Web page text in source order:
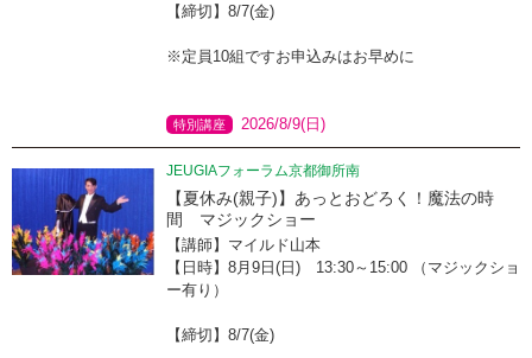
【締切】8/7(金)
※定員10組ですお申込みはお早めに
特別講座 2026/8/9(日)
JEUGIAフォーラム京都御所南
【夏休み(親子)】あっとおどろく！魔法の時
間 マジックショー
【講師】マイルド山本
【日時】8月9日(日) 13:30～15:00 （マジックショ
ー有り）
【締切】8/7(金)